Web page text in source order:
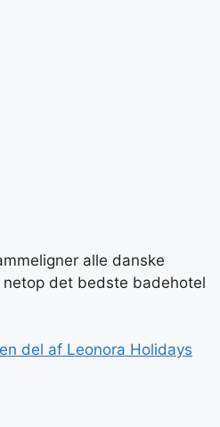
alle danske
det bedste badehotel
del af Leonora Holidays